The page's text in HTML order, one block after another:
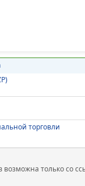
торговли
только со